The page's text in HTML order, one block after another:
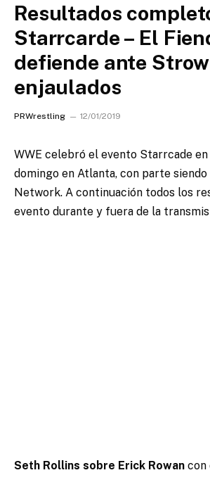
Resultados
Starrcarde – El
defiende ante
enjaulados
PRWrestling 12/01/2019
WWE celebró el evento Starrcade
domingo en Atlanta, con parte
Network. A continuación todos los
evento durante y fuera de la
Seth Rollins sobre Erick Rowan con